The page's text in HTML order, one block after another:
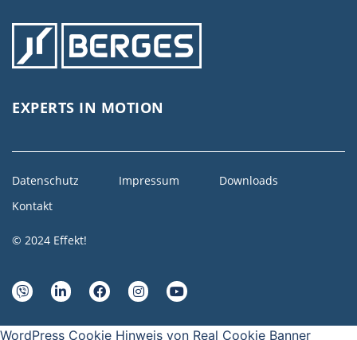
EXPERTS IN MOTION
Datenschutz Impressum
Downloads
Kontakt
© 2024 Effekt!
WordPress Cookie Hinweis von Real Cookie Banner